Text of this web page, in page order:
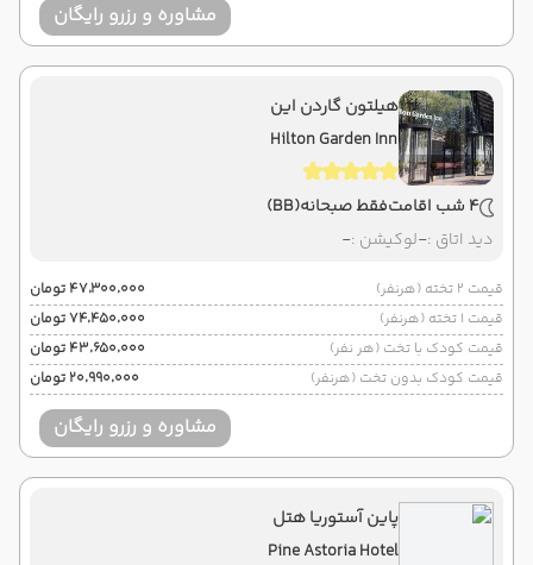
مشاوره و رزرو رایگان
هیلتون گاردن این
Hilton Garden Inn
4 شب اقامت فقط صبحانه(BB)
دید اتاق :-لوکیشن :-
قیمت 2 تخته (هرنفر)
۴۷٬۳۰۰٬۰۰۰ تومان
قیمت 1 تخته (هرنفر)
۷۴٬۴۵۰٬۰۰۰ تومان
قیمت کودک با تخت (هر نفر)
۴۳٬۶۵۰٬۰۰۰ تومان
قیمت کودک بدون تخت (هرنفر)
۲۰٬۹۹۰٬۰۰۰ تومان
مشاوره و رزرو رایگان
پاین آستوریا هتل
Pine Astoria Hotel